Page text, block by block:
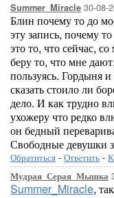
Summer_Miracle 30-08-
Блин почему то до
эту запись, почему
это то, что сейчас,
беру то, что мне
пользуясь. Гордыня
сказать стоило ли
дело. И как трудно
ухожеру что редко
он бедный
Свободные девушки
Обратиться - Ответить -
Мудрая_Серая_Мышка
Summer_Miracle,